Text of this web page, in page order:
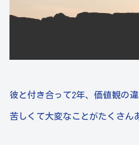
彼と付き合って2年、価値観の
苦しくて大変なことがたくさん